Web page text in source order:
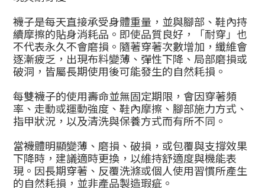
襪子是每天直接承受身體重量，並與腳部、鞋內持
續摩擦的貼身消耗品。即使品質良好，「耐穿」也
不代表永久不會磨損。隨著穿著次數增加，纖維會
逐漸疲乏，出現布料變薄、彈性下降、局部磨損或
破洞，皆屬長期使用後可能發生的自然耗損。
每雙襪子的使用壽命並無固定期限，會因穿著頻
率、走動或運動強度、鞋內摩擦、腳部施力方式、
指甲狀況，以及清洗與保養方式而有所不同。
當襪體明顯變薄、磨損、破損，或包覆與支撐效果
下降時，建議適時更換，以維持舒適度與機能表
現。因長期穿著、反覆洗滌或個人使用習慣所產生
的自然耗損，並非產品製造瑕疵。